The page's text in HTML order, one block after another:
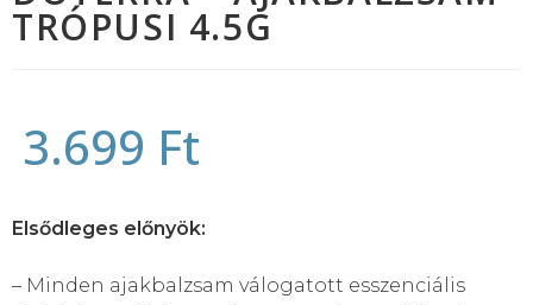
TRÓPUSI 4.5G
3.699 Ft
Elsődleges előnyök:
– Minden ajakbalzsam válogatott esszenciális